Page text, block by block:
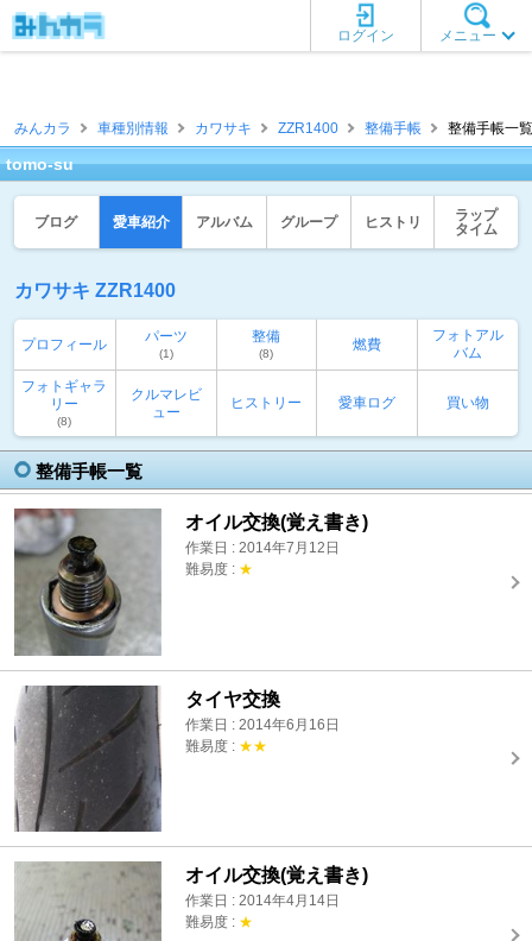
メニュー
ログイン
みんカラ 車種別情報 カワサキ ZZR1400 整備手帳 整備手帳一
tomo-su
ブログ 愛車紹介 アルバム グループ ヒストリ
ラップ
タイム
カワサキ ZZR1400
プロフィール パーツ
(1)
整備
(8)
燃費
フォトアル
バム
フォトギャラ
リー
(8)
クルマレビ
ュー
ヒストリー 愛車ログ 買い物
整備手帳一覧
オイル交換(覚え書き)
作業日 : 2014年7月12日
難易度 : ★
タイヤ交換
作業日 : 2014年6月16日
難易度 : ★★
オイル交換(覚え書き)
作業日 : 2014年4月14日
難易度 : ★